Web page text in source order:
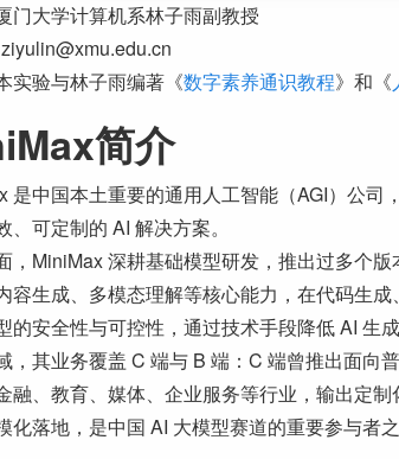
门大学计算机系林子雨副教授
实验与林子雨编著《数字素养通识教程》和《
简介
是中国本土重要的通用人工智能（AGI）公
、可定制的 AI 解决方案。
，MiniMax 深耕基础模型研发，推出过多个
容生成、多模态理解等核心能力，在代码生
的安全性与可控性，通过技术手段降低 AI 生成
，其业务覆盖 C 端与 B 端：C 端曾推出面向
融、教育、媒体、企业服务等行业，输出定
化落地，是中国 AI 大模型赛道的重要参与者之